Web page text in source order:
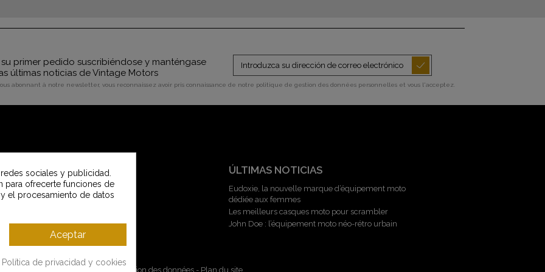
primer pedido suscribiéndose y manténgase
últimas noticias de Vintage Motors
abonnant à notre newsletter, vous reconnaissez avoir pris connaissance de notre politique de gestion des données personnelles et vous l'acceptez.
SERVICIO AL CLIENTE
Contacte con nosotros
Servicio al cliente Vintage Motors
Entregas y devoluciones
Metodos de pago
ÚLTIMAS NOTICIAS
Eudoxie, la nouvelle marque d’équipement moto
dédiée aux femmes
Les meilleurs casques moto pour scrambler
John Doe : l’équipement moto néo-rétro urbain
Mentions légales Gestion des données - Plan du site
sociales y publicidad.
para ofrecerte funciones de
el procesamiento de datos
Aceptar
Política de privacidad y cookies